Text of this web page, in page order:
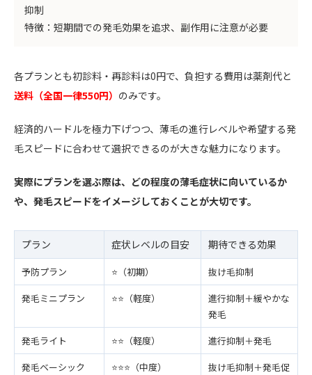
抑制
特徴：短期間での発毛効果を追求、副作用に注意が必要
各プランとも初診料・再診料は0円で、負担する費用は薬剤代と
送料（全国一律550円） のみです。
経済的ハードルを極力下げつつ、薄毛の進行レベルや希望する発
毛スピードに合わせて選択できるのが大きな魅力になります。
実際にプランを選ぶ際は、どの程度の薄毛症状に向いているか
や、発毛スピードをイメージしておくことが大切です。
プラン 症状レベルの目安 期待できる効果
予防プラン ⭐️（初期）
抜け毛抑制
発毛ミニプラン
⭐️⭐️（軽度）
進行抑制＋緩やかな
発毛
発毛ライト
⭐️⭐️（軽度）
進行抑制＋発毛
発毛ベーシック
⭐️⭐️⭐️（中度）
抜け毛抑制＋発毛促